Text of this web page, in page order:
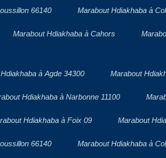
66140 Marabout Hdiakhaba à
Marabout Hdiakhaba à Cahors
à Agde 34300 Marabout
Hdiakhaba à Narbonne 11100
Hdiakhaba à Foix 09 Marabout
66140 Marabout Hdiakhaba à